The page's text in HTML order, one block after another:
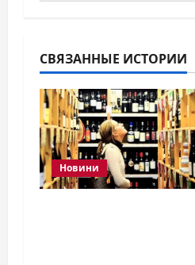
СВЯЗАННЫЕ ИСТОРИИ
Новини